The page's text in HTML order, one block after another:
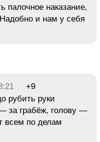
палочное наказание,
Надобно и нам у себя
+9
рубить руки
за грабёж, голову —
всем по делам